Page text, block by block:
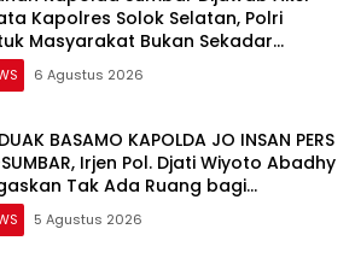
Kapolres Solok Selatan, Polri
Masyarakat Bukan Sekadar
6 Agustus 2026
BASAMO KAPOLDA JO INSAN PERS
SUMBAR, Irjen Pol. Djati Wiyoto Abadhy
Tak Ada Ruang bagi
Hukum di Internal Polri
5 Agustus 2026